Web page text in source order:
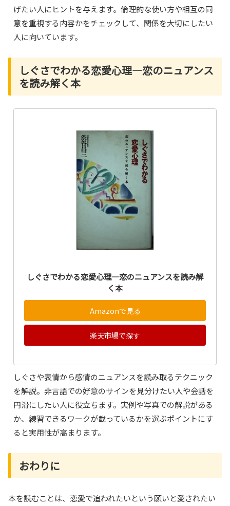
げたい人にヒントを与えます。倫理的な使い方や相互の同
意を重視する内容かをチェックして、関係を大切にしたい
人に向いています。
しぐさでわかる恋愛心理―恋のニュアンス
を読み解く本
しぐさでわかる恋愛心理―恋のニュアンスを読み解
く本
Amazonで見る
楽天市場で探す
しぐさや表情から感情のニュアンスを読み取るテクニック
を解説。非言語での好意のサインを見分けたい人や会話を
円滑にしたい人に役立ちます。実例や写真での解説がある
か、練習できるワークが載っているかを選ぶポイントにす
ると実用性が高まります。
おわりに
本を読むことは、恋愛で追われたいという願いと愛されたい